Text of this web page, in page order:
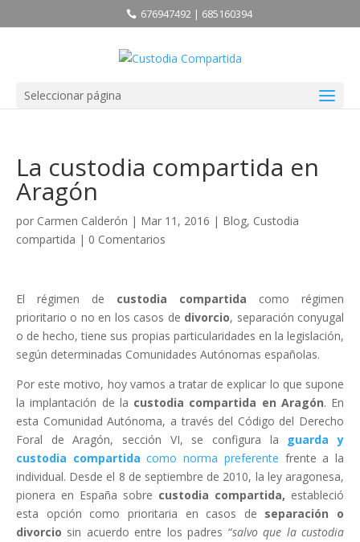
676947492 | 685160394
Seleccionar página
La custodia compartida en
Aragón
por Carmen Calderón | Mar 11, 2016 | Blog, Custodia
compartida | 0 Comentarios
El régimen de custodia compartida como régimen
prioritario o no en los casos de divorcio, separación conyugal
o de hecho, tiene sus propias particularidades en la legislación,
según determinadas Comunidades Autónomas españolas.
Por este motivo, hoy vamos a tratar de explicar lo que supone
la implantación de la custodia compartida en Aragón. En
esta Comunidad Autónoma, a través del Código del Derecho
Foral de Aragón, sección VI, se configura la guarda y
custodia compartida como norma preferente frente a la
individual. Desde el 8 de septiembre de 2010, la ley aragonesa,
pionera en España sobre custodia compartida, estableció
esta opción como prioritaria en casos de separación o
divorcio sin acuerdo entre los padres “salvo que la custodia